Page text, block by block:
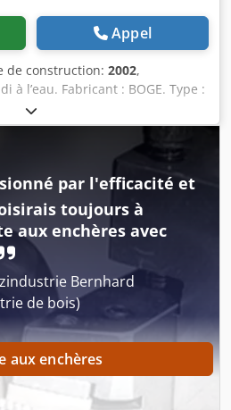
Appel
de construction: 2002,
à l’eau. Fabricant : BOGE. Type :
: 2002. Pression finale de
du moteur : 110 kW.
d’un sécheur frigorifique.
m, largeur 1,5 m, hauteur 1,7 m.
Documentation disponible.
par l'efficacité et
toujours à
aux enchères avec
Bernhard
de bois)
aux enchères